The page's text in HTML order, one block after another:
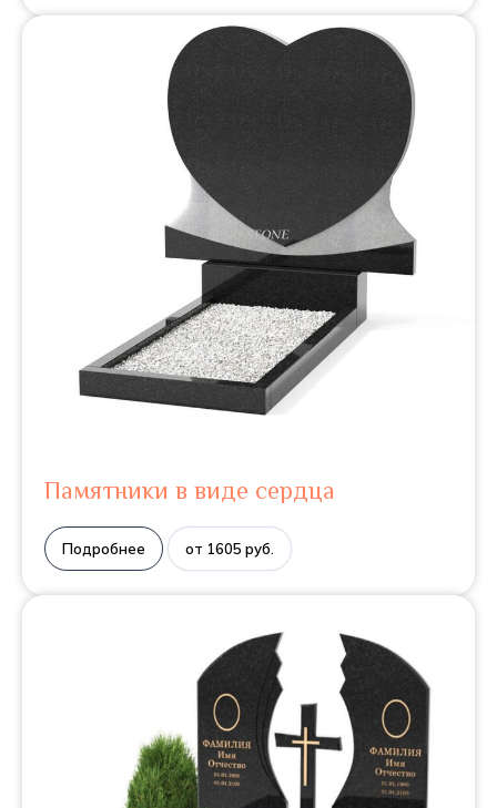
Памятники в виде сердца
Подробнее от 1605 руб.